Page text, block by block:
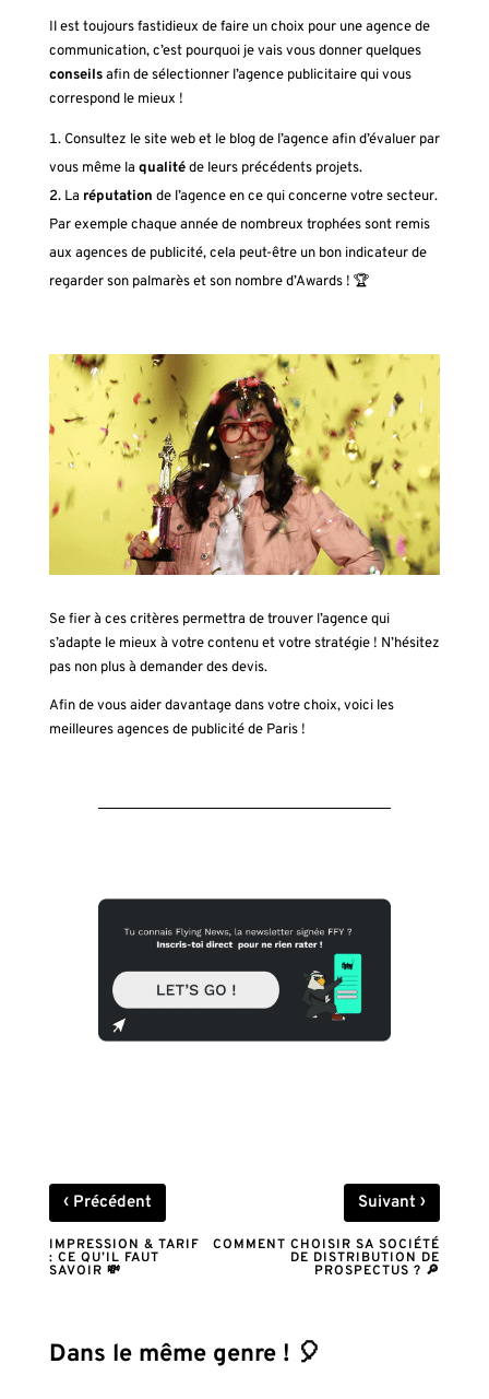
Il est toujours fastidieux de faire un choix pour une agence de
communication, c’est pourquoi je vais vous donner quelques
conseilsafin de sélectionner l’agence publicitaire qui vous
correspond le mieux !
Consultez le site web et le blog de l’agence afin d’évaluer par
vous même la qualitéde leurs précédents projets.
La réputation de l’agence en ce qui concerne votre secteur.
Par exemple chaque année de nombreux trophées sont remis
aux agences de publicité, cela peut-être un bon indicateur de
regarder son palmarès et son nombre d’Awards ! 🏆
Se fier à ces critères permettra de trouver l’agence qui
s’adapte le mieux à votre contenu et votre stratégie ! N’hésitez
pas non plus à demander des devis.
Afin de vous aider davantage dans votre choix, voici les
meilleures agences de publicité de Paris !
‹Précédent
IMPRESSION & TARIF
: CE QU’IL FAUT
SAVOIR 💸
Suivant›
COMMENT CHOISIR SA SOCIÉTÉ
DE DISTRIBUTION DE
PROSPECTUS ? 🔎
Dans le même genre ! 🎈